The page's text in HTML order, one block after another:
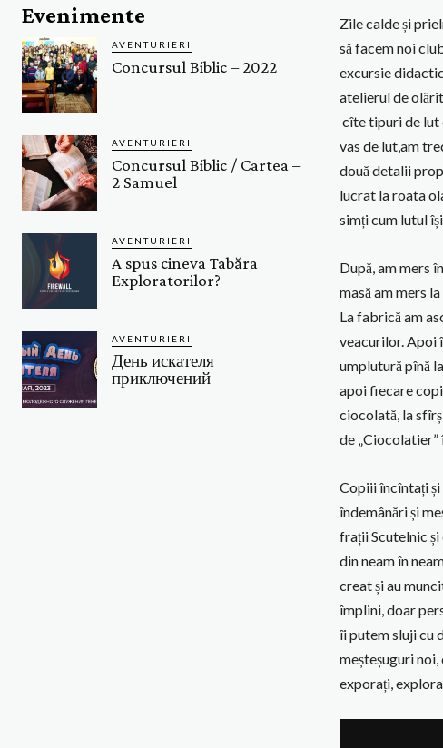
Evenimente
AVENTURIERI
Concursul Biblic – 2022
AVENTURIERI
Concursul Biblic / Cartea –
2 Samuel
AVENTURIERI
A spus cineva Tabăra
Exploratorilor?
AVENTURIERI
День искателя
приключений
Zile calde și
să facem noi
excursie
atelierul de
cîte tipuri de lut
vas de lut,am
două detalii
lucrat la roata
simți cum lutul
După, am mers
masă am mers
La fabrică am
veacurilor. Apoi
umplutură pînă
apoi fiecare
ciocolată, la
de
Copiii încîntați și
îndemânări și
frații Scutelnic
din neam în
creat și au
împlini, doar
îi putem sluji cu
meșteșuguri noi,
exporați,